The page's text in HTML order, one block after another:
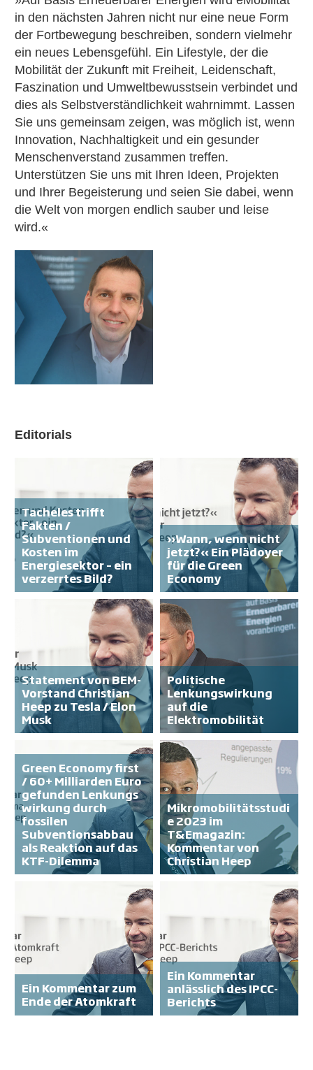
in den nächsten Jahren nicht nur eine neue Form
der Fortbewegung beschreiben, sondern vielmehr
ein neues Lebensgefühl. Ein Lifestyle, der die
Mobilität der Zukunft mit Freiheit, Leidenschaft,
Faszination und Umweltbewusstsein verbindet und
dies als Selbstverständlichkeit wahrnimmt. Lassen
Sie uns gemeinsam zeigen, was möglich ist, wenn
Innovation, Nachhaltigkeit und ein gesunder
Menschenverstand zusammen treffen.
Unterstützen Sie uns mit Ihren Ideen, Projekten
und Ihrer Begeisterung und seien Sie dabei, wenn
die Welt von morgen endlich sauber und leise
wird.«
Editorials
Tacheles trifft
Fakten /
Subventionen und
Kosten im
Energiesektor – ein
verzerrtes Bild?
»Wann, wenn nicht
jetzt?« Ein Plädoyer
für die Green
Economy
Statement von BEM-
Vorstand Christian
Heep zu Tesla / Elon
Musk
Politische
Lenkungswirkung
auf die
Elektromobilität
Green Economy first
/ 60+ Milliarden Euro
gefunden Lenkungs
wirkung durch
fossilen
Subventionsabbau
als Reaktion auf das
KTF-Dilemma
Mikromobilitätsstudi
e 2023 im
T&Emagazin:
Kommentar von
Christian Heep
Ein Kommentar zum
Ende der Atomkraft
Ein Kommentar
anlässlich des IPCC-
Berichts